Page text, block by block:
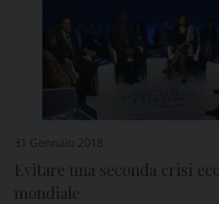
31 Gennaio 2018
Evitare una seconda crisi
mondiale